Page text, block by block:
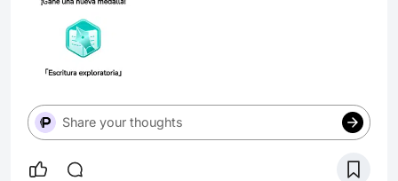
Share your thoughts